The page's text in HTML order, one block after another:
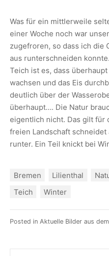
Was für ein mittlerweile
einer Woche noch war
zugefroren, so dass ich die
aus runterschneiden
Teich ist es, dass
wachsen und das Eis
deutlich über der
überhaupt…. Die Natur
eigentlich nicht. Das gilt für
freien Landschaft
runter. Ein Teil knickt bei
Bremen Lilienthal
Teich
Winter
Posted in Aktuelle Bilder aus